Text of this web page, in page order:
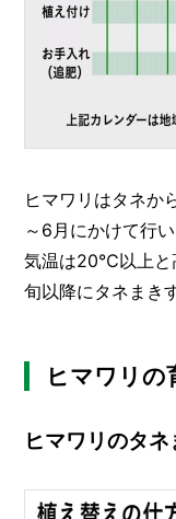
ヒマワリはタネか
～6月にかけて行
気温は20℃以上と
旬以降にタネまき
ヒマワリの
ヒマワリのタネ